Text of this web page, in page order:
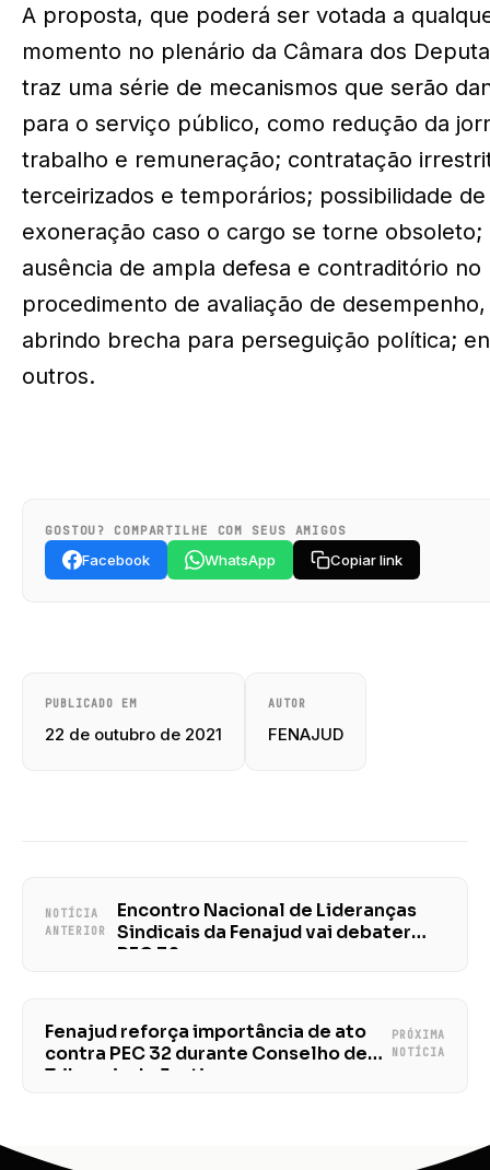
A proposta, que poderá ser votada a
momento no plenário da Câmara dos
traz uma série de mecanismos que serão
para o serviço público, como redução da
trabalho e remuneração; contratação
terceirizados e temporários; possibilidade de
exoneração caso o cargo se torne obsoleto;
ausência de ampla defesa e contraditório no
procedimento de avaliação de desempenho,
abrindo brecha para perseguição política;
outros.
GOSTOU? COMPARTILHE COM SEUS AMIGOS
Facebook WhatsApp Copiar link
PUBLICADO EM
22 de outubro de 2021
AUTOR
FENAJUD
NOTÍCIA
ANTERIOR
Encontro Nacional de Lideranças
Sindicais da Fenajud vai debater
PEC 32
Fenajud reforça importância de ato
contra PEC 32 durante Conselho de
Tribunais de Justiça
PRÓXIMA
NOTÍCIA